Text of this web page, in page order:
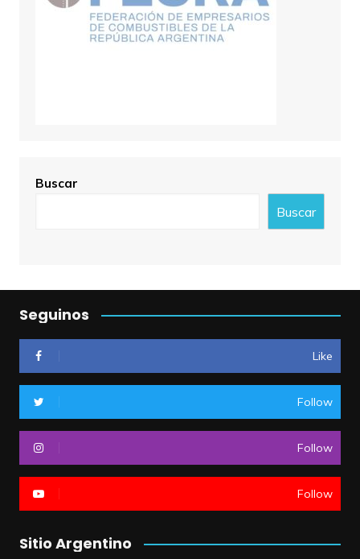
Buscar
Buscar
Seguinos
Like
Follow
Follow
Follow
Sitio Argentino